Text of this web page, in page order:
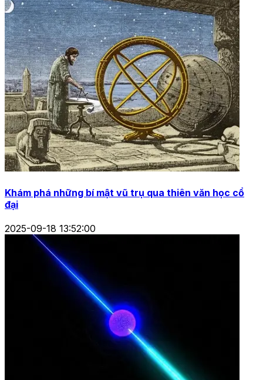
Khám phá những bí mật vũ trụ qua thiên văn học cổ
đại
2025-09-18 13:52:00